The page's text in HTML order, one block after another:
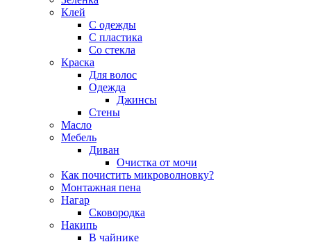
Клей
С одежды
С пластика
Со стекла
Краска
Для волос
Одежда
Джинсы
Стены
Масло
Мебель
Диван
Очистка от мочи
Как почистить микроволновку?
Монтажная пена
Нагар
Сковородка
Накипь
В чайнике